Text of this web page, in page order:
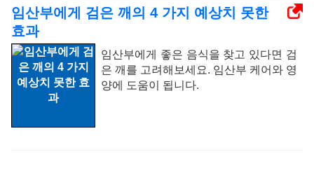
임산부에게 검은 깨의 4 가지 예상치 못한
효과
임산부에게 좋은 음식을 찾고 있다면 검
은 깨를 고려해보세요. 임산부 케어와 영
양에 도움이 됩니다.